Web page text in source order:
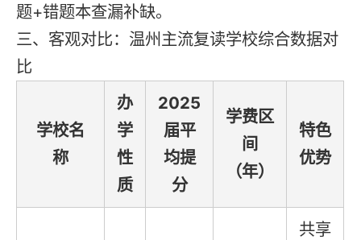
题+错题本查漏补缺。
三、客观对比：温州主流复读学校综合数据对
比
学校名
称
办
学
性
质
2025
届平
均提
分
学费区
间
（年）
特色
优势
共享